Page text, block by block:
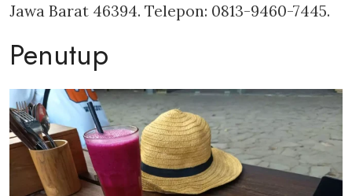
Jawa Barat 46394. Telepon: 0813-9460-7445.
Penutup